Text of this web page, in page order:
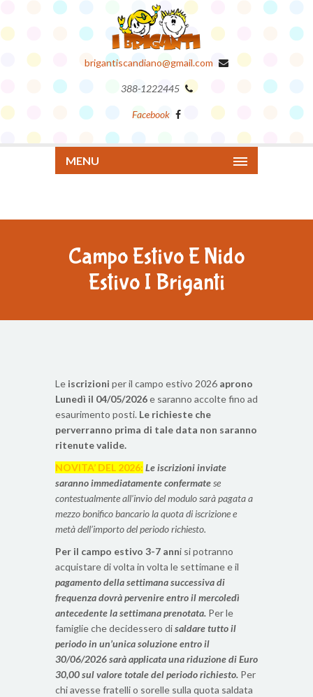
brigantiscandiano@gmail.com
388-1222445
Facebook
MENU
Campo Estivo E Nido
Estivo I Briganti
Le iscrizioni per il campo estivo 2026 aprono
Lunedì il 04/05/2026e saranno accolte fino ad
esaurimento posti. Le richieste che
perverranno prima di tale data non saranno
ritenute valide.
NOVITA’ DEL 2026: Le iscrizioni inviate
saranno immediatamente confermatese
contestualmente all’invio del modulo sarà pagata a
mezzo bonifico bancario la quota di iscrizione e
metà dell’importo del periodo richiesto.
Per il campo estivo 3-7 anni si potranno
acquistare di volta in volta le settimane e il
pagamento della settimana successiva di
frequenza dovrà pervenire entro il mercoledì
antecedente la settimana prenotata. Per le
famiglie che decidessero disaldare tutto il
periodo in un’unica soluzione entro il
30/06/2026 sarà applicata una riduzione di Euro
30,00 sul valore totale del periodo richiesto. Per
chi avesse fratelli o sorelle sulla quota saldata